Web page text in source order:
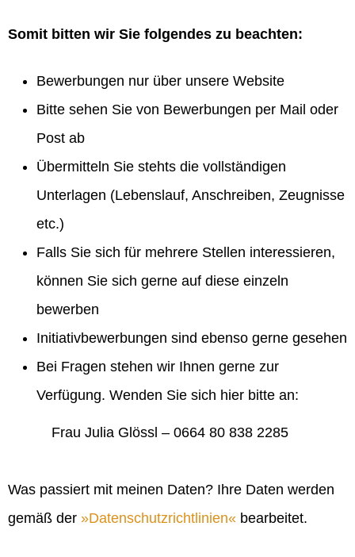
Somit bitten wir Sie folgendes zu beachten:
Bewerbungen nur über unsere Website
Bitte sehen Sie von Bewerbungen per Mail oder
Post ab
Übermitteln Sie stehts die vollständigen
Unterlagen (Lebenslauf, Anschreiben, Zeugnisse
etc.)
Falls Sie sich für mehrere Stellen interessieren,
können Sie sich gerne auf diese einzeln
bewerben
Initiativbewerbungen sind ebenso gerne gesehen
Bei Fragen stehen wir Ihnen gerne zur
Verfügung. Wenden Sie sich hier bitte an:
Frau Julia Glössl – 0664 80 838 2285
Was passiert mit meinen Daten? Ihre Daten werden
gemäß der
Datenschutzrichtlinien bearbeitet.